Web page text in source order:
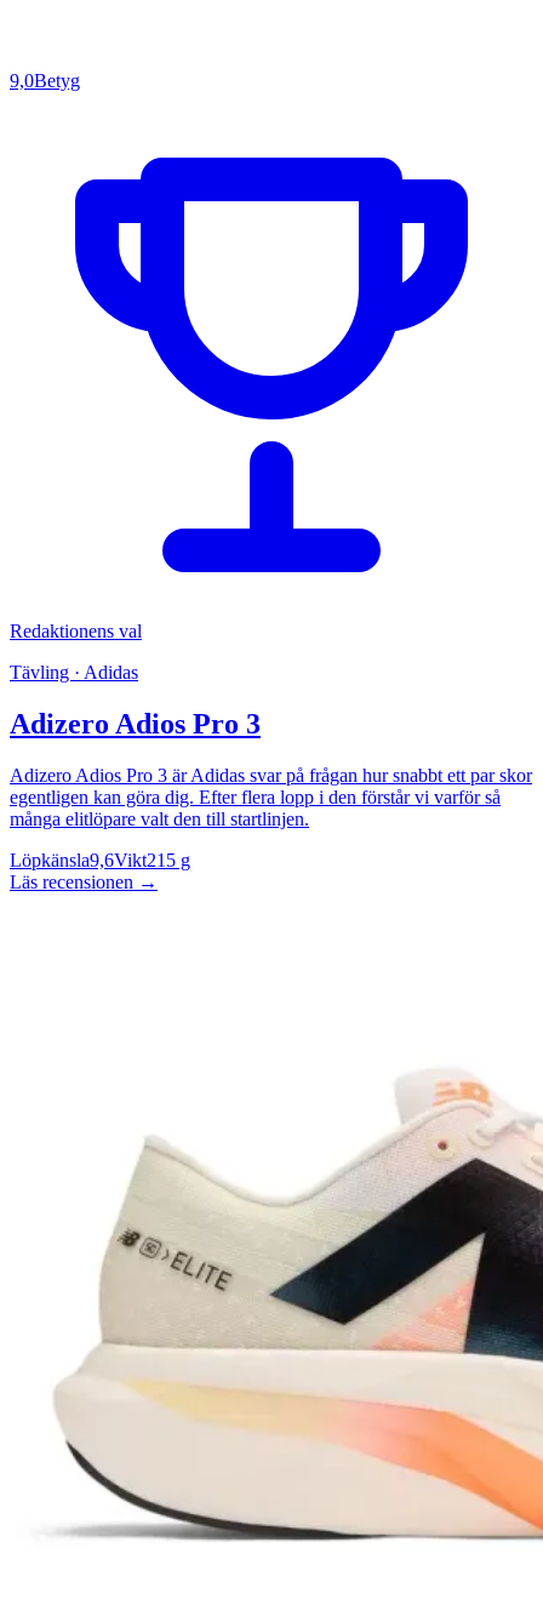
9,0Betyg
Redaktionens val
Tävling · Adidas
Adizero Adios Pro 3
Adizero Adios Pro 3 är Adidas svar på frågan hur snabbt ett par skor
egentligen kan göra dig. Efter flera lopp i den förstår vi varför så
många elitlöpare valt den till startlinjen.
Löpkänsla9,6Vikt215 g
Läs recensionen →